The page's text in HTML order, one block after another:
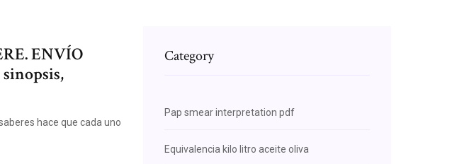
ENVÍO
hace que cada uno
Category
Pap smear interpretation pdf
Equivalencia kilo litro aceite oliva